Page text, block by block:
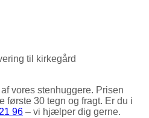
til kirkegård
vores stenhuggere. Prisen
første 30 tegn og fragt. Er du i
96 – vi hjælper dig gerne.